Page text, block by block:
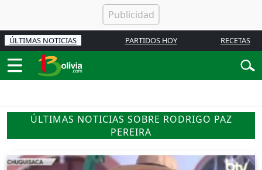
ÚLTIMAS NOTICIAS PARTIDOS HOY RECETAS
ÚLTIMAS NOTICIAS SOBRE RODRIGO PAZ
PEREIRA